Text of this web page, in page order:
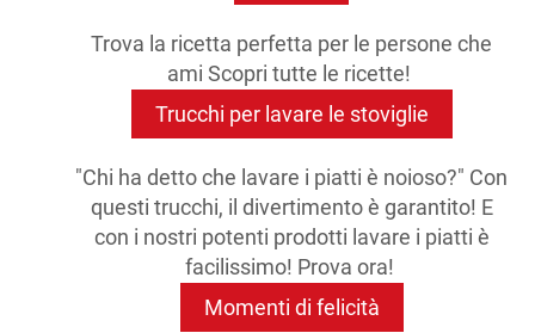
Trova la ricetta perfetta per le persone che
ami Scopri tutte le ricette!
Trucchi per lavare le stoviglie
"Chi ha detto che lavare i piatti è noioso?" Con
questi trucchi, il divertimento è garantito! E
con i nostri potenti prodotti lavare i piatti è
facilissimo! Prova ora!
Momenti di felicità